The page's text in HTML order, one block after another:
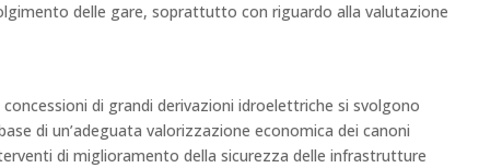
delle gare, soprattutto con riguardo alla valutazione
di grandi derivazioni idroelettriche si svolgono
di un’adeguata valorizzazione economica dei canoni
di miglioramento della sicurezza delle infrastrutture